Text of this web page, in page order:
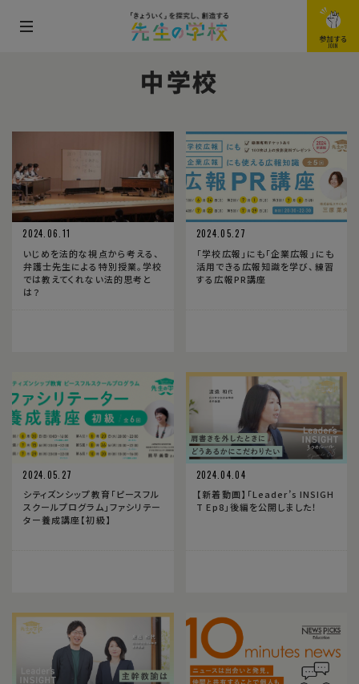
メ
閉
す
る
参加する
JOIN
中学校
2024.06.11
いじめを法的な視点から考える、
弁護士先生による特別授業。学校
では教えてくれない法的思考と
は？
2024.05.27
「学校広報」にも「企業広報」にも
活用できる広報知識を学び、練習
する広報PR講座
2024.05.27
シティズンシップ教育「ピースフル
スクールプログラム」ファシリテー
ター養成講座【初級】
2024.04.04
【新着動画】「Leader’s INSIGH
T Ep8」後編を公開しました！